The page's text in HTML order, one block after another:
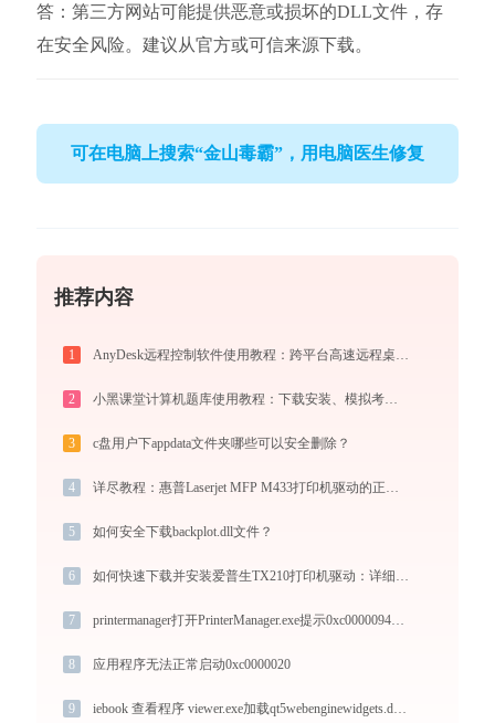
答：第三方网站可能提供恶意或损坏的DLL文件，存
在安全风险。建议从官方或可信来源下载。
可在电脑上搜索“金山毒霸”，用电脑医生修复
推荐内容
1
2 小黑课堂计算机题库使用教程：下载安装、模拟考试与高效刷题全攻略
3 c盘用户下appdata文件夹哪些可以安全删除？
4
5 如何安全下载backplot.dll文件？
6
7 printermanager打开PrinterManager.exe提示0xc0000094错误码怎么办
8 应用程序无法正常启动0xc0000020
9 iebook 查看程序 viewer.exe加载qt5webenginewidgets.dll文件丢失处理办法